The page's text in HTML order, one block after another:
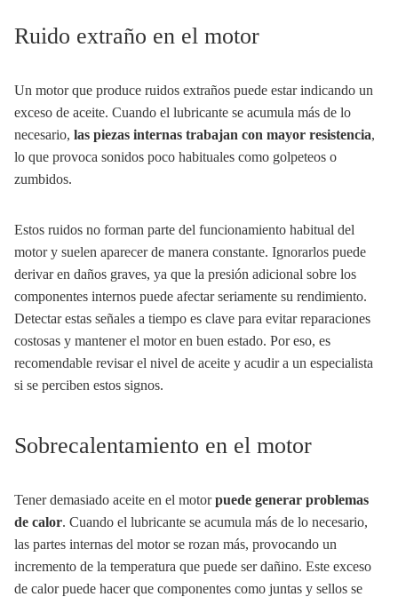
Ruido extraño en el motor
Un motor que produce ruidos extraños puede estar indicando un
exceso de aceite. Cuando el lubricante se acumula más de lo
necesario, las piezas internas trabajan con mayor resistencia,
lo que provoca sonidos poco habituales como golpeteos o
zumbidos.
Estos ruidos no forman parte del funcionamiento habitual del
motor y suelen aparecer de manera constante. Ignorarlos puede
derivar en daños graves, ya que la presión adicional sobre los
componentes internos puede afectar seriamente su rendimiento.
Detectar estas señales a tiempo es clave para evitar reparaciones
costosas y mantener el motor en buen estado. Por eso, es
recomendable revisar el nivel de aceite y acudir a un especialista
si se perciben estos signos.
Sobrecalentamiento en el motor
Tener demasiado aceite en el motorpuede generar problemas
de calor. Cuando el lubricante se acumula más de lo necesario,
las partes internas del motor se rozan más, provocando un
incremento de la temperatura que puede ser dañino. Este exceso
de calor puede hacer que componentes como juntas y sellos se